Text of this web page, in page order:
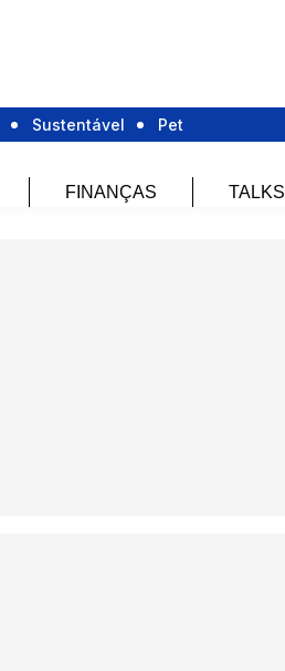
Sustentável Pet
FINANÇAS TALKS